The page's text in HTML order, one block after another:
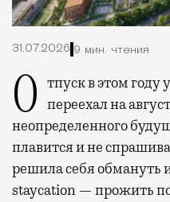
31.07.2026 9 мин. чтения
Отпуск в этом году у меня кочует: сначала переехал на
неопределенного
плавится и не
решила себя обмануть
staycation — прожить